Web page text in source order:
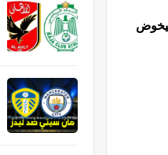
في البطولة العربية 2023، حيث سيخوض